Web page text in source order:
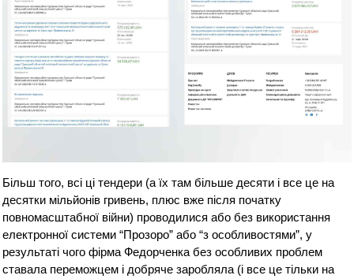
Більш того, всі ці тендери (а їх там більше десяти і все це на
десятки мільйонів гривень, плюс вже після початку
повномасштабної війни) проводилися або без використання
електронної системи “Прозоро” або “з особливостями”, у
результаті чого фірма Федорченка без особливих проблем
ставала переможцем і добряче заробляла (і все це тільки на